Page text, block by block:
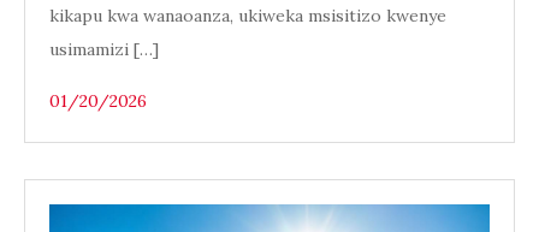
kikapu kwa wanaoanza, ukiweka msisitizo kwenye
usimamizi […]
01/20/2026